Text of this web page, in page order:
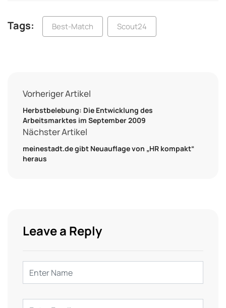
Tags: Best-Match Scout24
Vorheriger Artikel
Herbstbelebung: Die Entwicklung des
Arbeitsmarktes im September 2009
Nächster Artikel
meinestadt.de gibt Neuauflage von „HR kompakt“
heraus
Leave a Reply